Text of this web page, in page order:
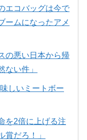
エコバッグは今で
ームになったアメ
の悪い日本から帰
ない件」
しいミートボー
を2倍に上げる注
賞だろ！」